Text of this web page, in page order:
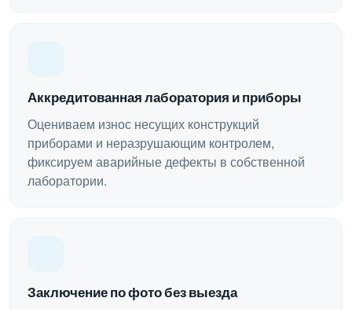
Аккредитованная лаборатория и приборы
Оцениваем износ несущих конструкций
приборами и неразрушающим контролем,
фиксируем аварийные дефекты в собственной
лаборатории.
Заключение по фото без выезда